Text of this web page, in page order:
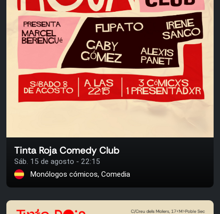
Tinta Roja Comedy Club
Sáb. 15 de agosto - 22:15
Monólogos cómicos, Comedia